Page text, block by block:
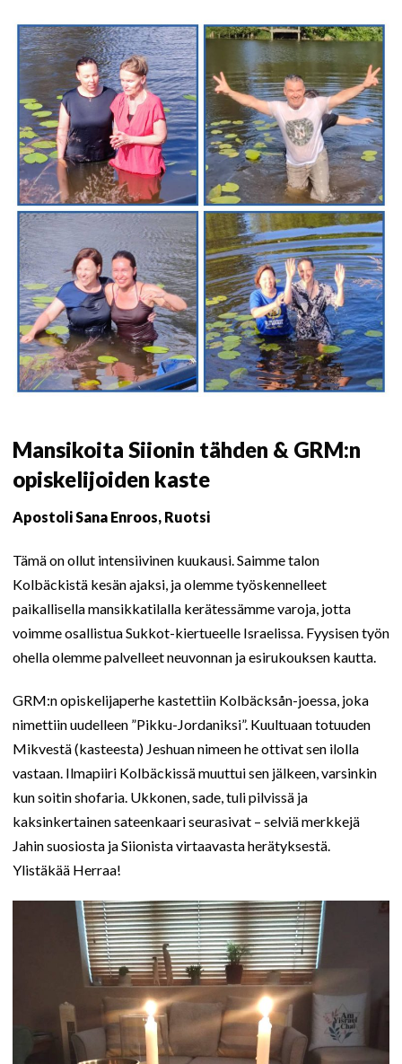
Mansikoita Siionin tähden & GRM:n
opiskelijoiden kaste
Apostoli Sana Enroos, Ruotsi
Tämä on ollut intensiivinen kuukausi. Saimme talon
Kolbäckistä kesän ajaksi, ja olemme työskennelleet
paikallisella mansikkatilalla kerätessämme varoja, jotta
voimme osallistua Sukkot-kiertueelle Israelissa. Fyysisen työn
ohella olemme palvelleet neuvonnan ja esirukouksen kautta.
GRM:n opiskelijaperhe kastettiin Kolbäcksån-joessa, joka
nimettiin uudelleen ”Pikku-Jordaniksi”. Kuultuaan totuuden
Mikvestä (kasteesta) Jeshuan nimeen he ottivat sen ilolla
vastaan. Ilmapiiri Kolbäckissä muuttui sen jälkeen, varsinkin
kun soitin shofaria. Ukkonen, sade, tuli pilvissä ja
kaksinkertainen sateenkaari seurasivat – selviä merkkejä
Jahin suosiosta ja Siionista virtaavasta herätyksestä.
Ylistäkää Herraa!